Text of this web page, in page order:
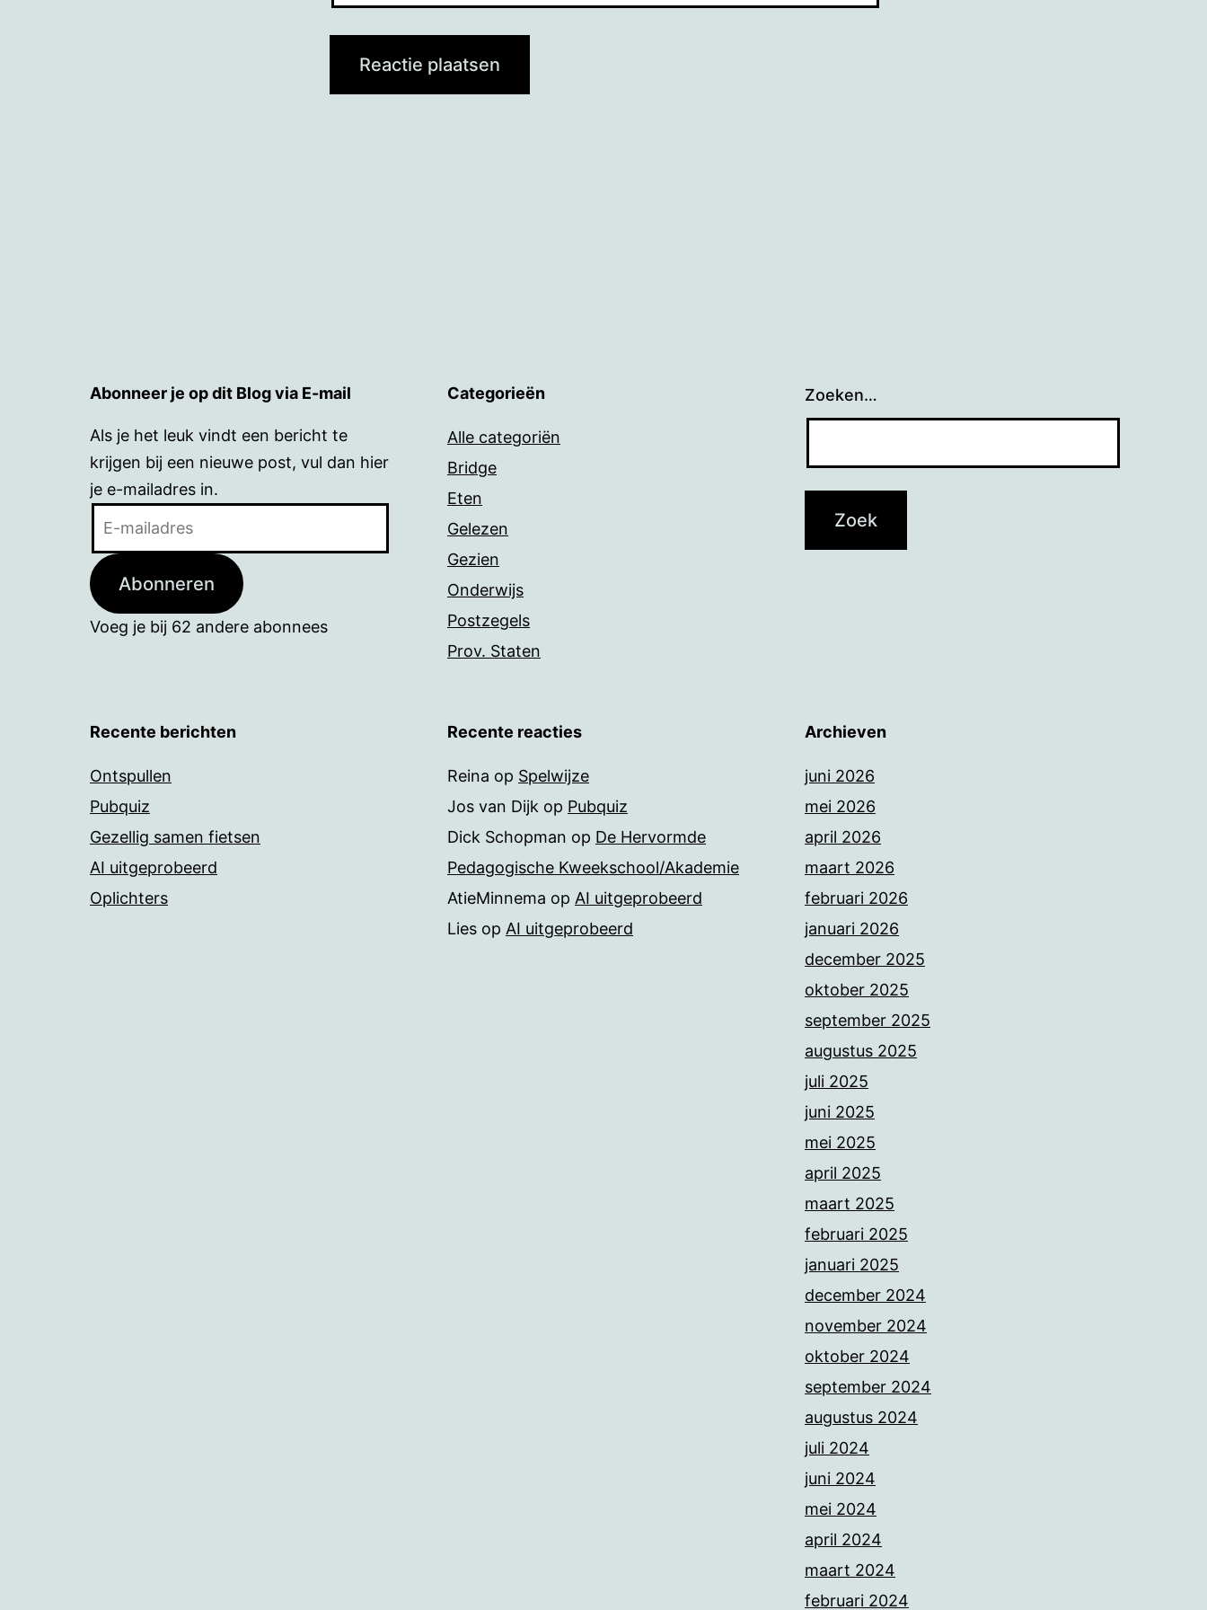
Abonneer je op dit Blog via E-mail
Als je het leuk vindt een bericht te
krijgen bij een nieuwe post, vul dan hier
je e-mailadres in.
Abonneren
Voeg je bij 62 andere abonnees
Categorieën
Alle categoriën
Bridge
Eten
Gelezen
Gezien
Onderwijs
Postzegels
Prov. Staten
Zoeken…
Recente berichten
Ontspullen
Pubquiz
Gezellig samen fietsen
AI uitgeprobeerd
Oplichters
Recente reacties
Reina op Spelwijze
Jos van Dijk op Pubquiz
Dick Schopman op De Hervormde
Pedagogische Kweekschool/Akademie
AtieMinnema op AI uitgeprobeerd
Lies op AI uitgeprobeerd
Archieven
juni 2026
mei 2026
april 2026
maart 2026
februari 2026
januari 2026
december 2025
oktober 2025
september 2025
augustus 2025
juli 2025
juni 2025
mei 2025
april 2025
maart 2025
februari 2025
januari 2025
december 2024
november 2024
oktober 2024
september 2024
augustus 2024
juli 2024
juni 2024
mei 2024
april 2024
maart 2024
februari 2024